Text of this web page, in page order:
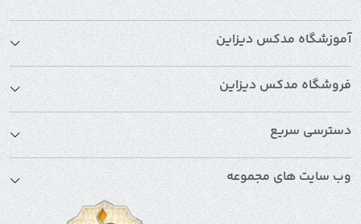
آموزشگاه مدکس دیزاین
فروشگاه مدکس دیزاین
دسترسی سریع
وب سایت های مجموعه